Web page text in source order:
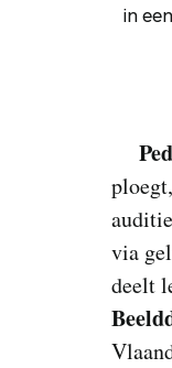
in
via
deelt